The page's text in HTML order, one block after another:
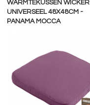
WARMTEKUSSEN WICKER
UNIVERSEEL 48X48CM -
PANAMA MOCCA